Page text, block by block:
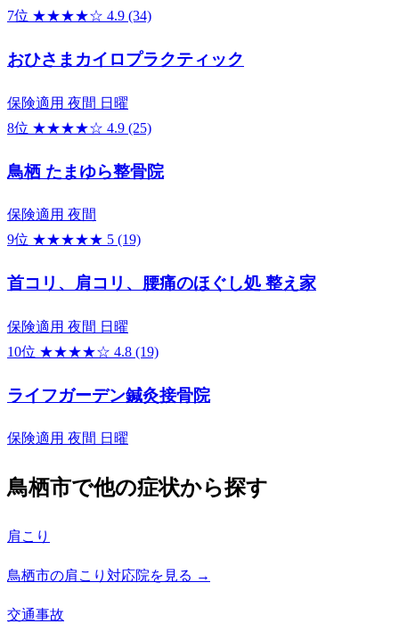
7位 ★★★★☆ 4.9 (34)
おひさまカイロプラクティック
保険適用 夜間 日曜
8位 ★★★★☆ 4.9 (25)
鳥栖 たまゆら整骨院
保険適用 夜間
9位 ★★★★★ 5 (19)
首コリ、肩コリ、腰痛のほぐし処 整え家
保険適用 夜間 日曜
10位 ★★★★☆ 4.8 (19)
ライフガーデン鍼灸接骨院
保険適用 夜間 日曜
鳥栖市で他の症状から探す
肩こり
鳥栖市の肩こり対応院を見る →
交通事故